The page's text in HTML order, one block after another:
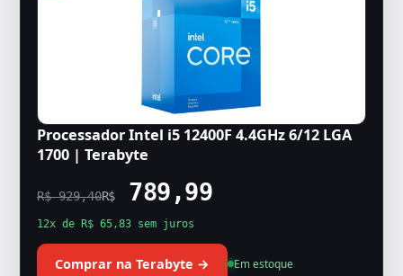
Processador Intel i5 12400F 4.4GHz 6/12 LGA
1700 | Terabyte
R$ 929,40R$789,99
12x de R$ 65,83 sem juros
Comprar na Terabyte → Em estoque